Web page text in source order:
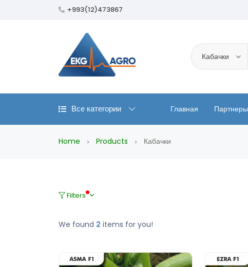
+993(12)473867
Кабачки
Все категории Главная Партнеры
Home Products Кабачки
Filters
We found 2 items for you!